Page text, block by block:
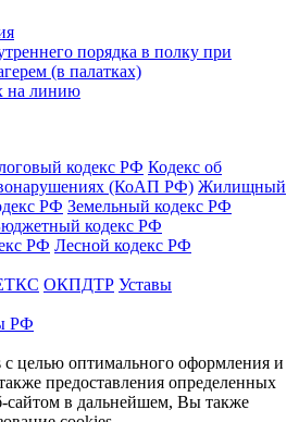
порядка в полку при
(в палатках)
на линию
кодекс РФ Кодекс об
(КоАП РФ) Жилищный
РФ Земельный кодекс РФ
кодекс РФ
РФ Лесной кодекс РФ
ОКПДТР Уставы
РФ
с целью оптимального оформления и
предоставления определенных
сайтом в дальнейшем, Вы также